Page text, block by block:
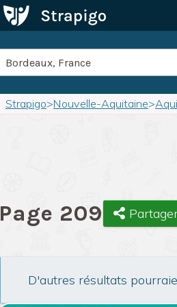
Strapigo>Nouvelle-Aquitaine>
Page 209
D'autres résultats